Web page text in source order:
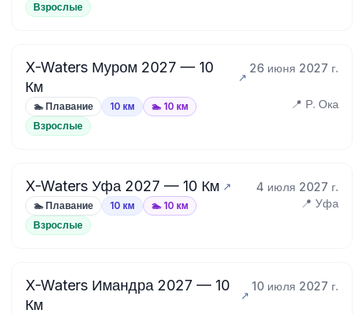
Взрослые
X-Waters Муром 2027 — 10
Км
26 июня 2027 г.
🏊 Плавание 10 км 🏊 10 км 📍 Р. Ока
Взрослые
X-Waters Уфа 2027 — 10 Км 4 июля 2027 г.
🏊 Плавание 10 км 🏊 10 км 📍 Уфа
Взрослые
X-Waters Имандра 2027 — 10
Км
10 июля 2027 г.